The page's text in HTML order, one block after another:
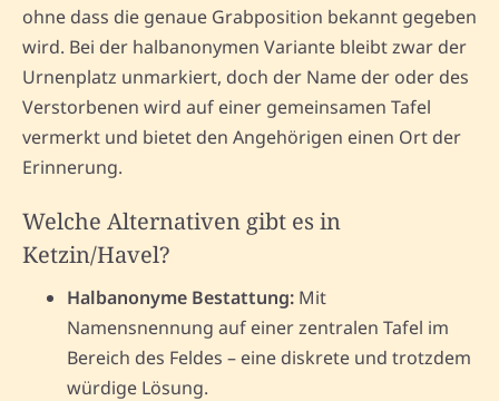
ohne dass die genaue Grabposition bekannt gegeben
wird. Bei der halbanonymen Variante bleibt zwar der
Urnenplatz unmarkiert, doch der Name der oder des
Verstorbenen wird auf einer gemeinsamen Tafel
vermerkt und bietet den Angehörigen einen Ort der
Erinnerung.
Welche Alternativen gibt es in
Ketzin/Havel?
Halbanonyme Bestattung: Mit
Namensnennung auf einer zentralen Tafel im
Bereich des Feldes – eine diskrete und trotzdem
würdige Lösung.